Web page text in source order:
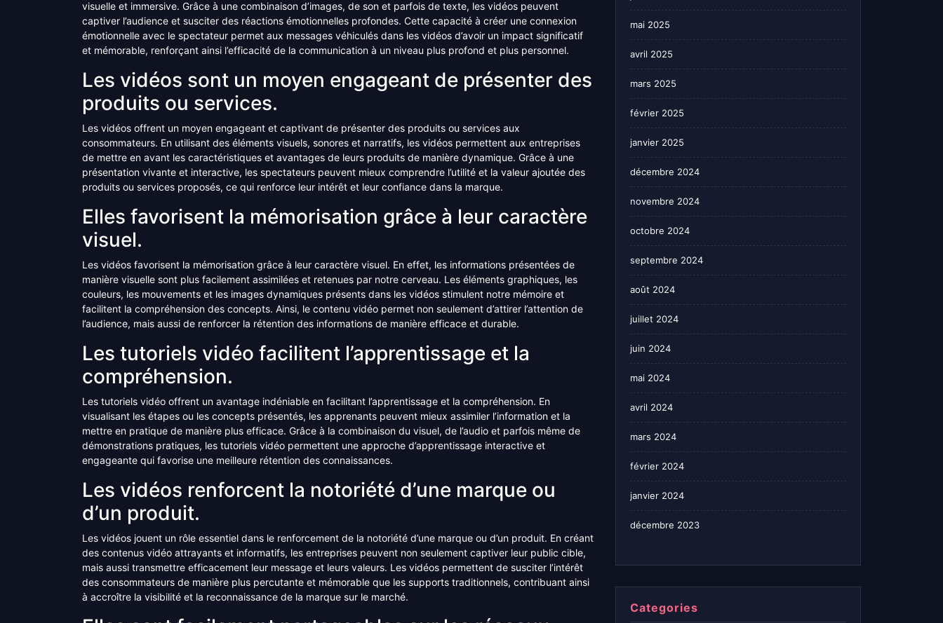
visuelle et immersive. Grâce à une combinaison d’images, de son et parfois de texte, les vidéos peuvent
captiver l’audience et susciter des réactions émotionnelles profondes. Cette capacité à créer une connexion
émotionnelle avec le spectateur permet aux messages véhiculés dans les vidéos d’avoir un impact significatif
et mémorable, renforçant ainsi l’efficacité de la communication à un niveau plus profond et plus personnel.
Les vidéos sont un moyen engageant de présenter des
produits ou services.
Les vidéos offrent un moyen engageant et captivant de présenter des produits ou services aux
consommateurs. En utilisant des éléments visuels, sonores et narratifs, les vidéos permettent aux entreprises
de mettre en avant les caractéristiques et avantages de leurs produits de manière dynamique. Grâce à une
présentation vivante et interactive, les spectateurs peuvent mieux comprendre l’utilité et la valeur ajoutée des
produits ou services proposés, ce qui renforce leur intérêt et leur confiance dans la marque.
Elles favorisent la mémorisation grâce à leur caractère
visuel.
Les vidéos favorisent la mémorisation grâce à leur caractère visuel. En effet, les informations présentées de
manière visuelle sont plus facilement assimilées et retenues par notre cerveau. Les éléments graphiques, les
couleurs, les mouvements et les images dynamiques présents dans les vidéos stimulent notre mémoire et
facilitent la compréhension des concepts. Ainsi, le contenu vidéo permet non seulement d’attirer l’attention de
l’audience, mais aussi de renforcer la rétention des informations de manière efficace et durable.
Les tutoriels vidéo facilitent l’apprentissage et la
compréhension.
Les tutoriels vidéo offrent un avantage indéniable en facilitant l’apprentissage et la compréhension. En
visualisant les étapes ou les concepts présentés, les apprenants peuvent mieux assimiler l’information et la
mettre en pratique de manière plus efficace. Grâce à la combinaison du visuel, de l’audio et parfois même de
démonstrations pratiques, les tutoriels vidéo permettent une approche d’apprentissage interactive et
engageante qui favorise une meilleure rétention des connaissances.
Les vidéos renforcent la notoriété d’une marque ou
d’un produit.
Les vidéos jouent un rôle essentiel dans le renforcement de la notoriété d’une marque ou d’un produit. En créant
des contenus vidéo attrayants et informatifs, les entreprises peuvent non seulement captiver leur public cible,
mais aussi transmettre efficacement leur message et leurs valeurs. Les vidéos permettent de susciter l’intérêt
des consommateurs de manière plus percutante et mémorable que les supports traditionnels, contribuant ainsi
à accroître la visibilité et la reconnaissance de la marque sur le marché.
mai 2025
avril 2025
mars 2025
février 2025
janvier 2025
décembre 2024
novembre 2024
octobre 2024
septembre 2024
août 2024
juillet 2024
juin 2024
mai 2024
avril 2024
mars 2024
février 2024
janvier 2024
décembre 2023
Categories